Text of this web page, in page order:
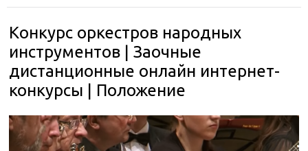
Конкурс оркестров народных
инструментов | Заочные
дистанционные онлайн интернет-
конкурсы | Положение